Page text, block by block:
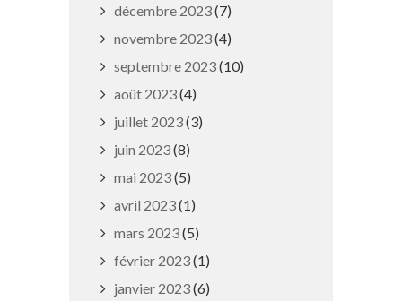
décembre 2023(7)
novembre 2023(4)
septembre 2023(10)
août 2023(4)
juillet 2023(3)
juin 2023(8)
mai 2023(5)
avril 2023(1)
mars 2023(5)
février 2023(1)
janvier 2023(6)
Cérémonie d’accueil des
nouveaux habitants